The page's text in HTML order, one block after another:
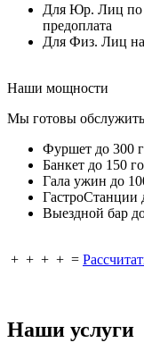
Для Юр. Лиц по
предоплата
Для Физ. Лиц
Наши мощности
Мы готовы обслужить
Фуршет до 300
Банкет до 150
Гала ужин до
ГастроСтанции
Выездной бар
+ + + + =
Наши услуги